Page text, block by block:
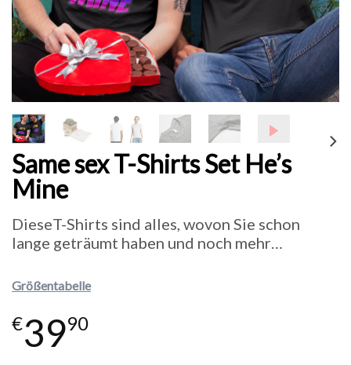
Same sex T-Shirts Set He’s
Mine
DieseT-Shirts sind alles, wovon Sie schon
lange geträumt haben und noch mehr…
Größentabelle
€3990